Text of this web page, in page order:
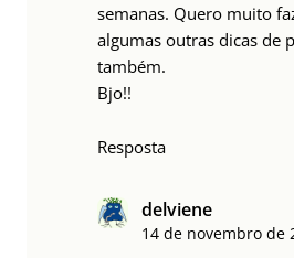
semanas. Quero muito
algumas outras dicas de
também.
Bjo!!
Resposta
delviene
14 de novembro de